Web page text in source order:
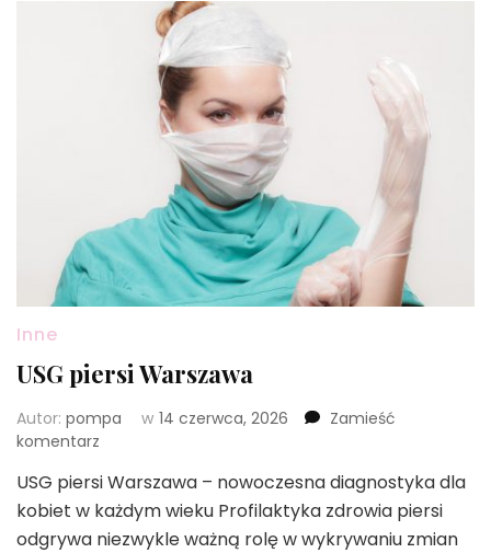
Inne
USG piersi Warszawa
Autor: pompa w 14 czerwca, 2026
Zamieść
komentarz
USG
piersi
Warszawa
USG piersi Warszawa – nowoczesna diagnostyka dla
kobiet w każdym wieku Profilaktyka zdrowia piersi
odgrywa niezwykle ważną rolę w wykrywaniu zmian